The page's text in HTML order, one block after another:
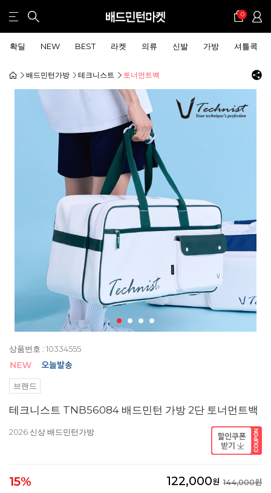
0
확딜 NEW BEST 라켓 의류 신발 가방 셔틀콕
배드민턴가방 테크니스트 토너먼트백
상품번호 : 10334555
브랜드
테크니스트 TNB56084 배드민턴 가방 2단 토너먼트백
2026 신상 배드민턴가방
15% 122,000원 144,000원